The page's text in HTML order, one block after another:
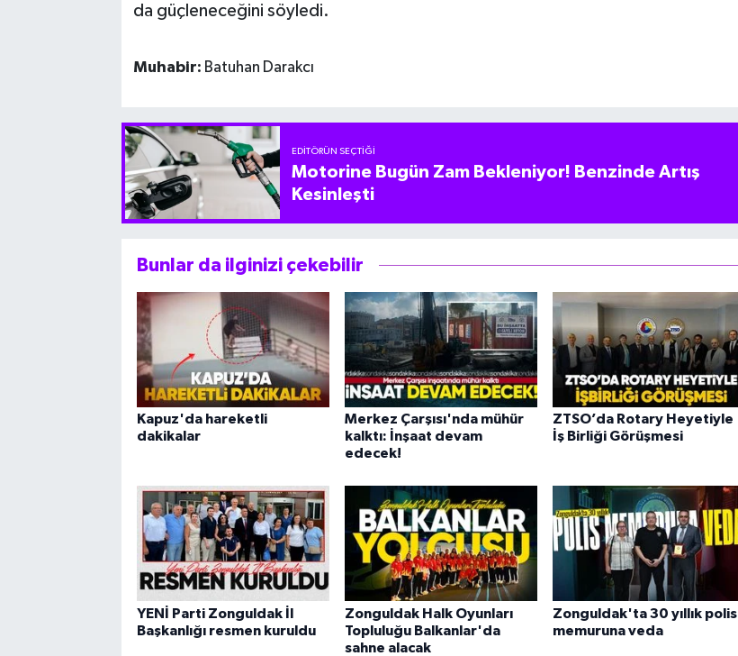
da güçleneceğini söyledi.
Muhabir: Batuhan Darakcı
EDITÖRÜN SEÇTIĞI
Motorine Bugün Zam Bekleniyor! Benzinde Artış
Kesinleşti
Bunlar da ilginizi çekebilir
Kapuz'da hareketli
dakikalar
Merkez Çarşısı'nda mühür
kalktı: İnşaat devam
edecek!
ZTSO’da Rotary Heyetiyle
İş Birliği Görüşmesi
YENİ Parti Zonguldak İl
Başkanlığı resmen kuruldu
Zonguldak Halk Oyunları
Topluluğu Balkanlar'da
sahne alacak
Zonguldak'ta 30 yıllık polis
memuruna veda